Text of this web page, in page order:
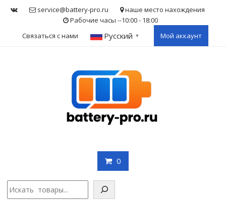
service@battery-pro.ru
наше место нахождения
Рабочие часы --10:00 - 18:00
Связаться с нами
Русский ▼ Мой аккаунт
0